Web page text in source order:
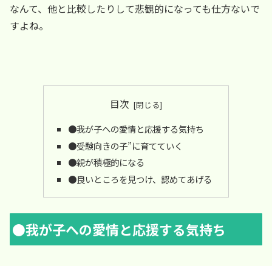
なんて、他と比較したりして悲観的になっても仕方ないで
すよね。
目次
●我が子への愛情と応援する気持ち
●受験向きの子”に育てていく
●親が積極的になる
●良いところを見つけ、認めてあげる
●我が子への愛情と応援する気持ち